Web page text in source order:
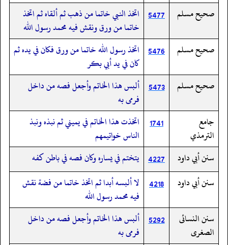
صحيح مسلم 5477 اتخذ النبي خاتما من ذهب ثم ألقاه ثم اتخذ
خاتما من ورق ونقش فيه محمد رسول الله
صحيح مسلم
5476 اتخذ رسول الله خاتما من ورق فكان في يده ثم
كان في يد أبي بكر
صحيح مسلم
5473 ألبس هذا الخاتم وأجعل فصه من داخل
فرمى به
جامع
الترمذي
1741
اتخذت هذا الخاتم في يميني ثم نبذه ونبذ
الناس خواتيمهم
سنن أبي داود
4227 يتختم في يساره وكان فصه في باطن كفه
سنن أبي داود
4218
لا ألبسه أبدا ثم اتخذ خاتما من فضة نقش
فيه محمد رسول الله
سنن النسائى
الصغرى
5292 ألبس هذا الخاتم وأجعل فصه من داخل
فرمى به